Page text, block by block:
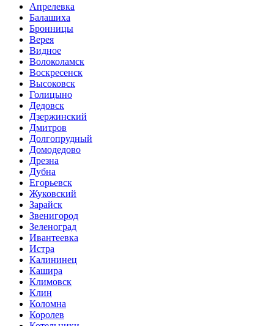
Апрелевка
Балашиха
Бронницы
Верея
Видное
Волоколамск
Воскресенск
Высоковск
Голицыно
Дедовск
Дзержинский
Дмитров
Долгопрудный
Домодедово
Дрезна
Дубна
Егорьевск
Жуковский
Зарайск
Звенигород
Зеленоград
Ивантеевка
Истра
Калининец
Кашира
Климовск
Клин
Коломна
Королев